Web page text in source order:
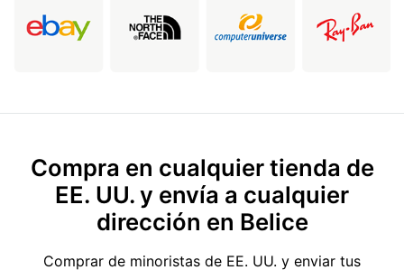
Compra en cualquier tienda de
EE. UU. y envía a cualquier
dirección en Belice
Comprar de minoristas de EE. UU. y enviar tus